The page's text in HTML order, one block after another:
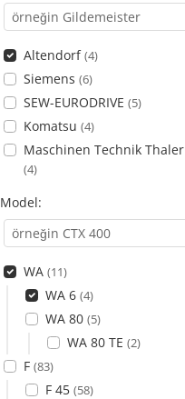
Altendorf(4)
Siemens (6)
SEW-EURODRIVE (5)
Komatsu (4)
Maschinen Technik Thaler
(4)
Model:
WA (11)
WA 6 (4)
WA 80 (5)
WA 80 TE (2)
F (83)
F 45 (58)